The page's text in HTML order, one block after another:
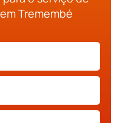
Tremembé